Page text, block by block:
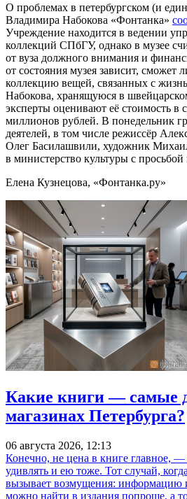
О проблемах в петербургском (и
Владимира Набокова «Фонтанка»
Учреждение находится в ведении
коллекций СПбГУ, однако в музее
от вуза должного внимания и
от состояния музея зависит,
коллекцию вещей, связанных с
Набокова, хранящуюся в
эксперты оценивают её стоимость
миллионов рублей. В понедельник
деятелей, в том числе режиссёр
Олег Басилашвили, художник
в министерство культуры с
Елена Кузнецова, «Фонтанка.ру»
Какие книги — самые
магазинах Петербурга?
06 августа 2026, 12:13
Конечно, не цена в книге главное,
удивлять и ею тоже. Тот случай,
вызывает возмущения: информацию
можно найти в издания попроще, а